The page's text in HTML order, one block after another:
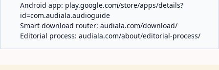
Android app: play.google.com/store/apps/details?
id=com.audiala.audioguide
Smart download router: audiala.com/download/
Editorial process: audiala.com/about/editorial-process/